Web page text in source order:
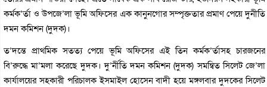
কর্মক’র্তা ও উপজে’লা ভূমি অফিসের এক কানুনগোর সম্পৃক্ততার প্রমাণ পেয়ে দুনীতি
দমন কমিশন (দুদক)।
ত’দন্তে প্রাথমিক সতত্য পেয়ে ভূমি অফিসের এই তিন কর্মক’র্তাসহ চারজনের
বি’রুদ্ধে মা’মলা করেছে দুদক। দু’র্নীতি দমন কমিশন (দুদক) সমন্বিত সিলেট জে’লা
কার্যালয়ের সহকারী পরিচালক ইসমাইল হোসেন বাদী হয়ে মঙ্গলবার দুদকের সিলেট